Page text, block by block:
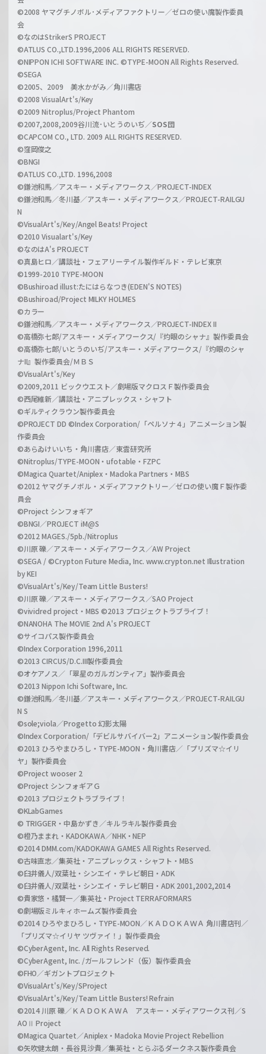
l
h
a
n
l
©2008 ヤマグチノボル･メディアファクトリー／ゼロの使い魔製作委員
会
©なのはStrikerS PROJECT
©ATLUS CO.,LTD.1996,2006 ALL RIGHTS RESERVED.
©NIPPON ICHI SOFTWARE INC. ©TYPE-MOON All Rights Reserved.
©SEGA
©2005、2009 美水かがみ／角川書店
©2008 VisualArt's/Key
©2009 Nitroplus/Project Phantom
©2007,2008,2009谷川流･いとうのいぢ／SOS団
©CAPCOM CO., LTD. 2009 ALL RIGHTS RESERVED.
©窪岡俊之
©BNGI
©ATLUS CO.,LTD. 1996,2008
©鎌池和馬／アスキー・メディアワークス／PROJECT-INDEX
©鎌池和馬／冬川基／アスキー・メディアワークス／PROJECT-RAILGU
N
©VisualArt's/Key/Angel Beats! Project
©2010 Visualart's/Key
©なのはA's PROJECT
©真島ヒロ／講談社・フェアリーテイル製作ギルド・テレビ東京
©1999-2010 TYPE-MOON
©Bushiroad illust:たにはらなつき(EDEN'S NOTES)
©Bushiroad/Project MILKY HOLMES
©カラー
©鎌池和馬／アスキー・メディアワークス／PROJECT-INDEX II
©高橋弥七郎/アスキー・メディアワークス/『灼眼のシャナ』製作委員会
©高橋弥七郎/いとうのいぢ/アスキー・メディアワークス/『灼眼のシャ
ナII』製作委員会/ＭＢＳ
©VisualArt's/Key
©2009,2011 ビックウエスト／劇場版マクロスＦ製作委員会
©西尾維新／講談社・アニプレックス・シャフト
©ギルティクラウン製作委員会
©PROJECT DD ©Index Corporation/「ペルソナ４」アニメーション製
作委員会
©あらゐけいいち・角川書店／東雲研究所
©Nitroplus/TYPE-MOON・ufotable・FZPC
©Magica Quartet/Aniplex・Madoka Partners・MBS
©2012 ヤマグチノボル・メディアファクトリー／ゼロの使い魔Ｆ製作委
員会
©Project シンフォギア
©BNGI／PROJECT iM@S
©2012 MAGES./5pb./Nitroplus
©川原 礫／アスキー・メディアワークス／AW Project
©SEGA / ©Crypton Future Media, Inc. www.crypton.net Illustration
by KEI
©VisualArt's/Key/Team Little Busters!
©川原 礫／アスキー・メディアワークス／SAO Project
©vividred project・MBS ©2013 プロジェクトラブライブ！
©NANOHA The MOVIE 2nd A's PROJECT
©サイコパス製作委員会
©Index Corporation 1996,2011
©2013 CIRCUS/D.C.III製作委員会
©オケアノス／「翠星のガルガンティア」製作委員会
©2013 Nippon Ichi Software, Inc.
©鎌池和馬／冬川基／アスキー・メディアワークス／PROJECT-RAILGU
N S
©sole;viola／Progetto 幻影太陽
©Index Corporation/「デビルサバイバー2」アニメーション製作委員会
©2013 ひろやまひろし・TYPE-MOON・角川書店／「プリズマ☆イリ
ヤ」製作委員会
©Project wooser 2
©Project シンフォギアＧ
©2013 プロジェクトラブライブ！
©KLabGames
© TRIGGER・中島かずき／キルラキル製作委員会
©橙乃ままれ・KADOKAWA／NHK・NEP
©2014 DMM.com/KADOKAWA GAMES All Rights Reserved.
©古味直志／集英社・アニプレックス・シャフト・MBS
©臼井儀人/双葉社・シンエイ・テレビ朝日・ADK
©臼井儀人/双葉社・シンエイ・テレビ朝日・ADK 2001,2002,2014
©貴家悠・橘賢一／集英社・Project TERRAFORMARS
©劇場版ミルキィホームズ製作委員会
©2014 ひろやまひろし・TYPE-MOON／ＫＡＤＯＫＡＷＡ 角川書店刊／
「プリズマ☆イリヤ ツヴァイ！」製作委員会
©CyberAgent, Inc. All Rights Reserved.
©CyberAgent, Inc. /ガールフレンド（仮）製作委員会
©FHO／ギガントプロジェクト
©VisualArt's/Key/SProject
©VisualArt's/Key/Team Little Busters! Refrain
©2014 川原 礫／ＫＡＤＯＫＡＷＡ アスキー・メディアワークス刊／S
AOⅡ Project
©Magica Quartet／Aniplex・Madoka Movie Project Rebellion
©矢吹健太朗・長谷見沙貴／集英社・とらぶるダークネス製作委員会